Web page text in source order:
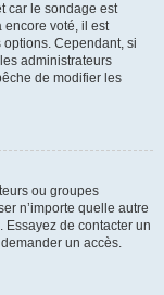
car le sondage est
encore voté, il est
Cependant, si
administrateurs
de modifier les
ou groupes
n’importe quelle autre
de contacter un
un accès.